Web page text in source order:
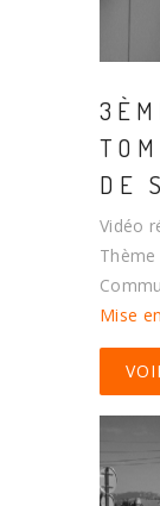
DE
Vidéo
Mise